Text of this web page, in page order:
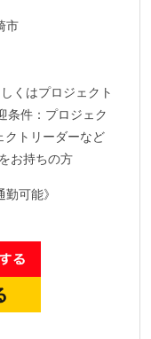
市
くはプロジェクト
条件：プロジェク
クトリーダーなど
お持ちの方
勤可能》